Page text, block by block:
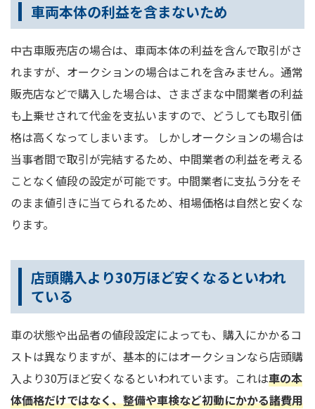
車両本体の利益を含まないため
中古車販売店の場合は、車両本体の利益を含んで取引がさ
れますが、オークションの場合はこれを含みません。通常
販売店などで購入した場合は、さまざまな中間業者の利益
も上乗せされて代金を支払いますので、どうしても取引価
格は高くなってしまいます。 しかしオークションの場合は
当事者間で取引が完結するため、中間業者の利益を考える
ことなく値段の設定が可能です。中間業者に支払う分をそ
のまま値引きに当てられるため、相場価格は自然と安くな
ります。
店頭購入より30万ほど安くなるといわれ
ている
車の状態や出品者の値段設定によっても、購入にかかるコ
ストは異なりますが、基本的にはオークションなら店頭購
入より30万ほど安くなるといわれています。これは車の本
体価格だけではなく、整備や車検など初動にかかる諸費用